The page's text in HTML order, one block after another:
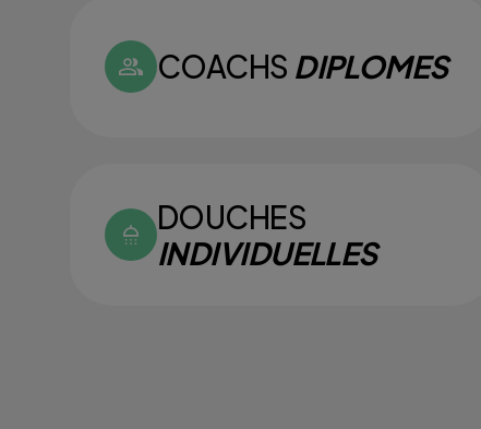
COACHS DIPLOMES
DOUCHES
INDIVIDUELLES